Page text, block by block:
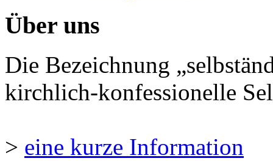
Über uns
Die Bezeichnung
kirchlich-konfessionelle
> eine kurze Information